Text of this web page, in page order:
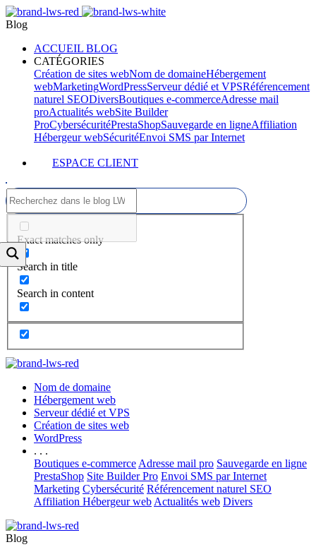
Blog
ACCUEIL BLOG
CATÉGORIES
Création de sites webNom de domaineHébergement
webMarketingWordPressServeur dédié et VPSRéférencement
naturel SEODiversBoutiques e-commerceAdresse mail
proActualités webSite Builder
ProCybersécuritéPrestaShopSauvegarde en ligneAffiliation
Hébergeur webSécuritéEnvoi SMS par Internet
ESPACE CLIENT
Exact matches only
Search in title
Search in content
Nom de domaine
Hébergement web
Serveur dédié et VPS
Création de sites web
WordPress
. . .
Boutiques e-commerce Adresse mail pro Sauvegarde en ligne
PrestaShop Site Builder Pro Envoi SMS par Internet
Marketing Cybersécurité Référencement naturel SEO
Affiliation Hébergeur web Actualités web Divers
Blog